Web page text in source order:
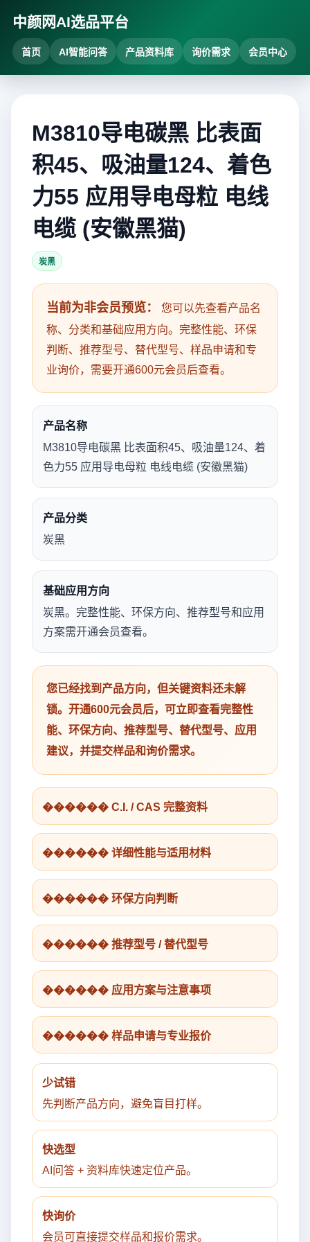
中颜网AI选品平台
首页 AI智能问答 产品资料库 询价需求 会员中心
M3810导电碳黑 比表面
积45、吸油量124、着色
力55 应用导电母粒 电线
电缆 (安徽黑猫)
炭黑
当前为非会员预览：
您可以先查看产品名
称、分类和基础应用方向。完整性能、环保
判断、推荐型号、替代型号、样品申请和专
业询价，需要开通600元会员后查看。
产品名称
M3810导电碳黑 比表面积45、吸油量124、着
色力55 应用导电母粒 电线电缆 (安徽黑猫)
产品分类
炭黑
基础应用方向
炭黑。完整性能、环保方向、推荐型号和应用
方案需开通会员查看。
您已经找到产品方向，但关键资料还未解
锁。开通600元会员后，可立即查看完整性
能、环保方向、推荐型号、替代型号、应用
建议，并提交样品和询价需求。
������ C.I. / CAS 完整资料
������ 详细性能与适用材料
������ 环保方向判断
������ 推荐型号 / 替代型号
������ 应用方案与注意事项
������ 样品申请与专业报价
少试错
先判断产品方向，避免盲目打样。
快选型
AI问答 + 资料库快速定位产品。
快询价
会员可直接提交样品和报价需求。